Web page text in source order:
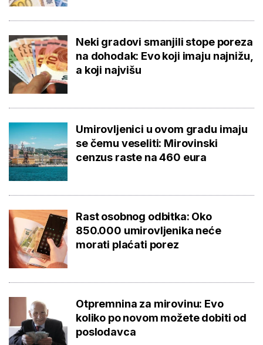
Neki gradovi smanjili stope poreza
na dohodak: Evo koji imaju najnižu,
a koji najvišu
Umirovljenici u ovom gradu imaju
se čemu veseliti: Mirovinski
cenzus raste na 460 eura
Rast osobnog odbitka: Oko
850.000 umirovljenika neće
morati plaćati porez
Otpremnina za mirovinu: Evo
koliko po novom možete dobiti od
poslodavca